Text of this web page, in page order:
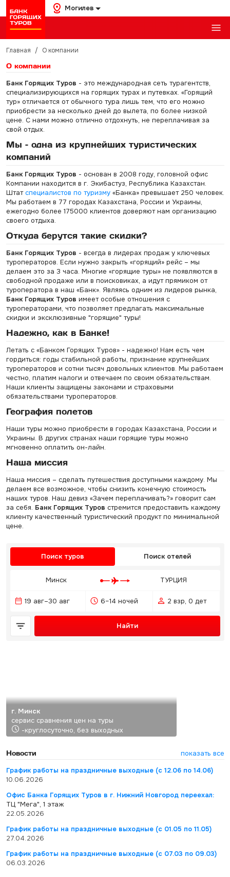
Могилев
Главная / О компании
О компании
Банк Горящих Туров - это международная сеть турагентств,
специализирующихся на горящих турах и путевках. «Горящий
тур» отличается от обычного тура лишь тем, что его можно
приобрести за несколько дней до вылета, по более низкой
цене. С нами можно отлично отдохнуть, не переплачивая за
свой отдых.
Мы – одна из крупнейших туристических
компаний
Банк Горящих Туров - основан в 2008 году, головной офис
Компании находится в г. Экибастуз, Республика Казахстан.
Штатспециалистов по туризму«Банка» превышает 250 человек.
Мы работаем в 77 городах Казахстана, России и Украины,
ежегодно более 175000 клиентов доверяют нам организацию
своего отдыха.
Откуда берутся такие скидки?
Банк Горящих Туров - всегда в лидерах продаж у ключевых
туроператоров. Если нужно закрыть «горящий» рейс – мы
делаем это за 3 часа. Многие «горящие туры» не появляются в
свободной продаже или в поисковиках, а идут прямиком от
туроператора в наш «Банк». Являясь одним из лидеров рынка,
Банк Горящих Туров имеет особые отношения с
туроператорами, что позволяет предлагать максимальные
скидки и эксклюзивные "горящие" туры!
Надежно, как в Банке!
Летать с «Банком Горящих Туров» - надежно! Нам есть чем
гордиться: годы стабильной работы, признание крупнейших
туроператоров и сотни тысяч довольных клиентов. Мы работаем
честно, платим налоги и отвечаем по своим обязательствам.
Наши клиенты защищены законами и страховыми
обязательствами туроператоров.
География полетов
Наши туры можно приобрести в городах Казахстана, России и
Украины. В других странах наши горящие туры можно
мгновенно оплатить он-лайн.
Наша миссия
Наша миссия – сделать путешествия доступными каждому. Мы
делаем все возможное, чтобы снизить конечную стоимость
наших туров. Наш девиз «Зачем переплачивать?» говорит сам
за себя. Банк Горящих Туров стремится предоставить каждому
клиенту качественный туристический продукт по минимальной
цене.
Поиск туров Поиск отелей
Минск ТУРЦИЯ
19 авг–30 авг 6–14 ночей 2 взр, 0 дет
Найти
г. Минск
сервис сравнения цен на туры
-круглосуточно, без выходных
Новости
показать все
График работы на праздничные выходные (с 12.06 по 14.06)
10.06.2026
Офис Банка Горящих Туров в г. Нижний Новгород переехал:
ТЦ "Мега", 1 этаж
22.05.2026
График работы на праздничные выходные (с 01.05 по 11.05)
27.04.2026
График работы на праздничные выходные (с 07.03 по 09.03)
06.03.2026